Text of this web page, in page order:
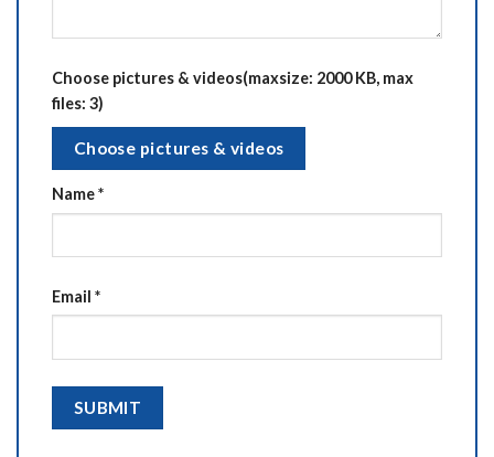
Choose pictures & videos(maxsize: 2000 KB, max
files: 3)
Choose pictures & videos
Name*
Email *